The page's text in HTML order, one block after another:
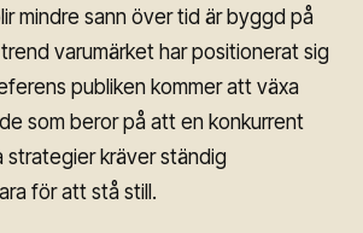
mindre sann över tid är byggd på
varumärket har positionerat sig
publiken kommer att växa
som beror på att en konkurrent
strategier kräver ständig
för att stå still.